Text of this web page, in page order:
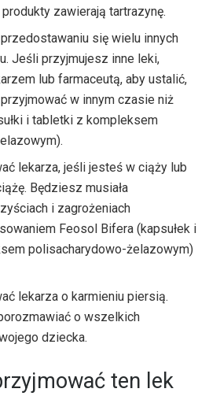
zawierają tartrazynę.
się wielu innych
Jeśli przyjmujesz inne leki,
lub farmaceutą, aby ustalić,
w innym czasie niż
i tabletki z kompleksem
lekarza, jeśli jesteś w ciąży lub
Będziesz musiała
i zagrożeniach
Feosol Bifera (kapsułek i
polisacharydowo-żelazowym)
lekarza o karmieniu piersią.
o wszelkich
dziecka.
ten lek